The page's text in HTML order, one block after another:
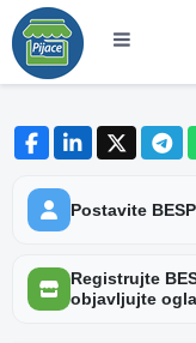
Postavite
Registrujte
objavljujte